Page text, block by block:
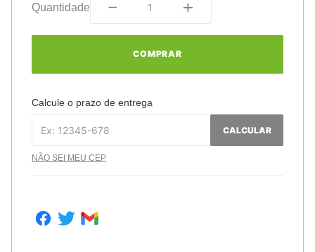
Quantidade
COMPRAR
Calcule o prazo de entrega
CALCULAR
NÃO SEI MEU CEP